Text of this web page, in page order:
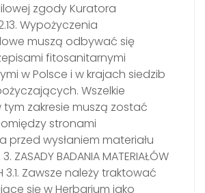
zgody Kuratora
Wypożyczenia
muszą odbywać się
fitosanitarnymi
w Polsce i w krajach siedzib
Wszelkie
zakresie muszą zostać
stronami
przed wysłaniem materiału
ZASADY BADANIA MATERIAŁÓW
3.1. Zawsze należy traktować
się w Herbarium jako